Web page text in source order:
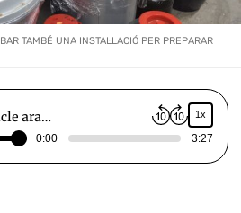
TAMBÉ UNA INSTAL·LACIÓ PER PREPARAR
ara… 1x
0:00 3:27